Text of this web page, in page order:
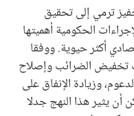
ترمي إلى تحقيق
الحكومية أهميتها
أكثر حيوية. ووفقا
تخفيض الضرائب وإصلاح
وزيادة الإنفاق على
يثير هذا النهج جدلا